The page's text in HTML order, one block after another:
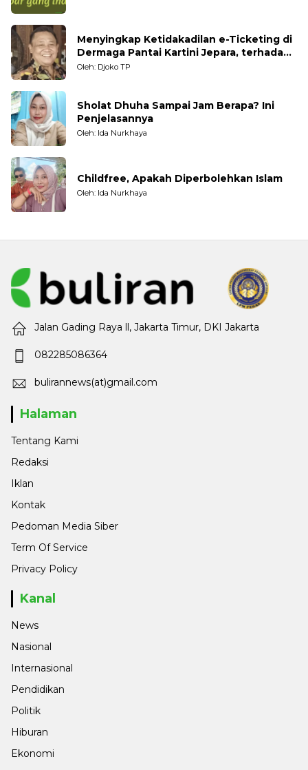
Menyingkap Ketidakadilan e-Ticketing di
Dermaga Pantai Kartini Jepara, terhadap
Nelayan Tradisional
Oleh: Djoko TP
Sholat Dhuha Sampai Jam Berapa? Ini
Penjelasannya
Oleh: Ida Nurkhaya
Childfree, Apakah Diperbolehkan Islam
Oleh: Ida Nurkhaya
Jalan Gading Raya ll, Jakarta Timur, DKI Jakarta
082285086364
bulirannews(at)gmail.com
Halaman
Tentang Kami
Redaksi
Iklan
Kontak
Pedoman Media Siber
Term Of Service
Privacy Policy
Kanal
News
Nasional
Internasional
Pendidikan
Politik
Hiburan
Ekonomi